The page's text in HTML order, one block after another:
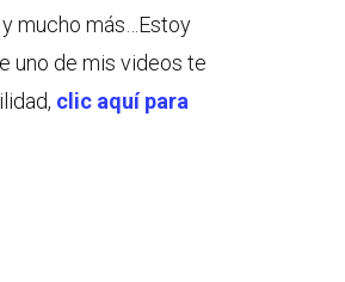
mucho más…Estoy
uno de mis videos te
clic aquí para